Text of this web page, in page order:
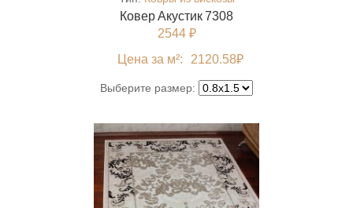
Ковер Акустик 7308
2544 ₽
Цена за м²:
2120.58₽
Выберите размер: